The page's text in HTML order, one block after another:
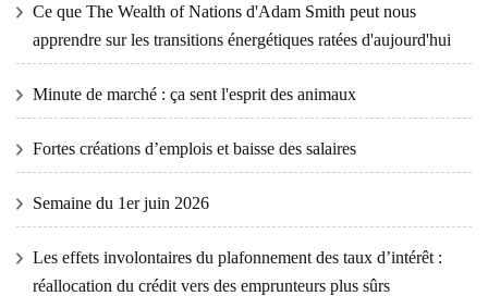
Ce que The Wealth of Nations d'Adam Smith peut nous
apprendre sur les transitions énergétiques ratées d'aujourd'hui
Minute de marché : ça sent l'esprit des animaux
Fortes créations d’emplois et baisse des salaires
Semaine du 1er juin 2026
Les effets involontaires du plafonnement des taux d’intérêt :
réallocation du crédit vers des emprunteurs plus sûrs